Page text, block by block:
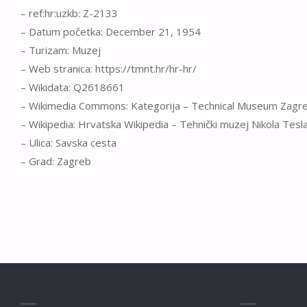
– ref:hr:uzkb: Z-2133
– Datum početka: December 21, 1954
– Turizam: Muzej
– Web stranica: https://tmnt.hr/hr-hr/
– Wikidata: Q2618661
– Wikimedia Commons: Kategorija – Technical Museum
– Wikipedia: Hrvatska Wikipedia – Tehnički muzej Nikola
– Ulica: Savska cesta
– Grad: Zagreb